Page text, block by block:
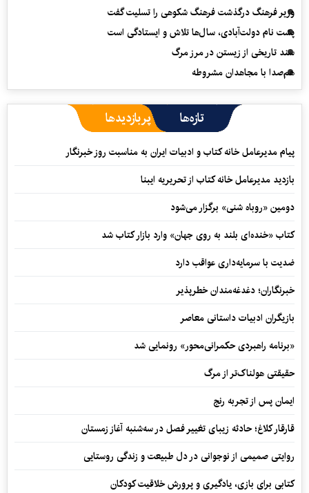
وزیر فرهنگ درگذشت فرهنگ شکوهی را تسلیت گفت
پشت نام دولت‌آبادی، سال‌ها تلاش و ایستادگی است
سند تاریخی از زیستن در مرز مرگ
هم‌صدا با مجاهدان مشروطه
تازه‌ها پربازدیدها
پیام مدیرعامل خانه کتاب و ادبیات ایران به مناسبت روز خبرنگار
بازدید مدیرعامل خانه کتاب از تحریریه ایبنا
دومین «روباه شنی» برگزار می‌شود
کتاب «خنده‌ای بلند به روی جهان» وارد بازار کتاب شد
ضدیت با سرمایه‌داری عواقب دارد
خبرنگاران؛ دغدغه‌مندان خطرپذیر
بازیگران ادبیات داستانی معاصر
«برنامه راهبردی حکمرانی‌محور» رونمایی شد
حقیقتی هولناک‌تر از مرگ
ایمان پس از تجربه رنج
قارقار کلاغ؛ حادثه زیبای تغییر فصل در سه‌شنبه آغاز زمستان
روایتی صمیمی از نوجوانی در دل طبیعت و زندگی روستایی
کتابی برای بازی، یادگیری و پرورش خلاقیت کودکان